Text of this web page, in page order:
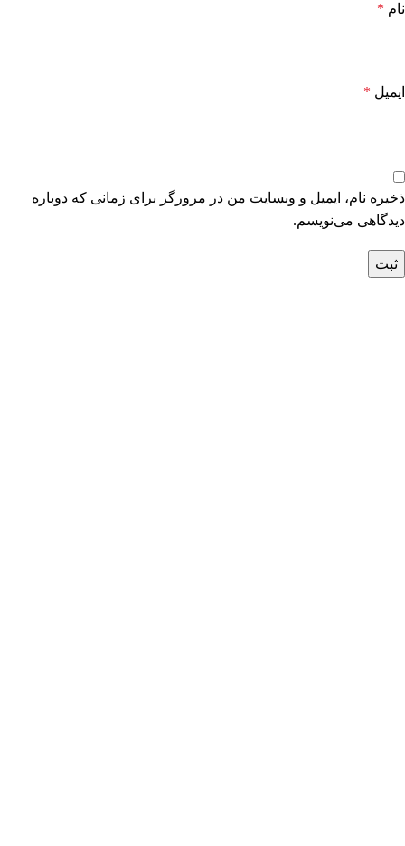
نام *
ایمیل *
ذخیره نام، ایمیل و وبسایت من در مرورگر برای زمانی که دوباره
دیدگاهی می‌نویسم.